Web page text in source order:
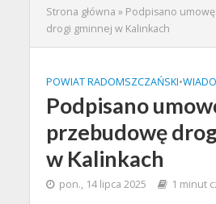
Strona główna » Podpisano
drogi gminnej w Kalinkach
POWIAT RADOMSZCZAŃSKI•
Podpisano
przebudowę
w Kalinkach
pon., 14 lipca 2025 1 minut